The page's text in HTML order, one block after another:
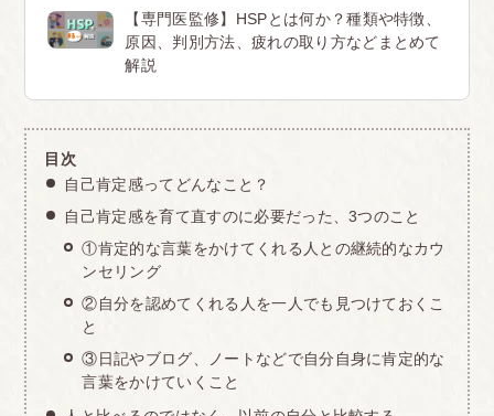
【専門医監修】HSPとは何か？種類や特徴、
原因、判別方法、疲れの取り方などまとめて
解説
目次
自己肯定感ってどんなこと？
自己肯定感を育て直すのに必要だった、3つのこと
①肯定的な言葉をかけてくれる人との継続的なカウ
ンセリング
②自分を認めてくれる人を一人でも見つけておくこ
と
③日記やブログ、ノートなどで自分自身に肯定的な
言葉をかけていくこと